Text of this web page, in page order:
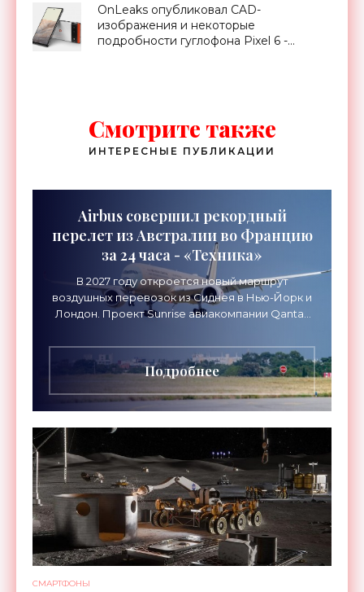
OnLeaks опубликовал CAD-
изображения и некоторые
подробности гуглофона Pixel 6 -
Смотрите также
ИНТЕРЕСНЫЕ ПУБЛИКАЦИИ
Airbus совершил рекордный
перелет из Австралии во Францию
за 24 часа - «Техника»
В 2027 году откроется новый маршрут
воздушных перевозок из Сиднея в Нью-Йорк и
Лондон. Проект Sunrise авиакомпании Qantas
длительностью до 24
Подробнее
СМАРТФОНЫ